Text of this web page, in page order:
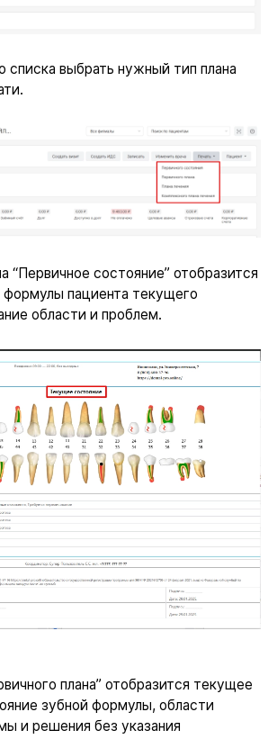
выбрать нужный тип плана
“Первичное состояние” отобразится
формулы пациента текущего
области и проблем.
плана” отобразится текущее
зубной формулы, области
и решения без указания